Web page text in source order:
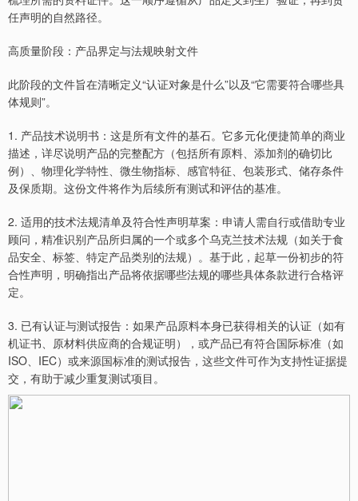
任声明的自然路径。
高质量阶段：产品界定与法规映射文件
此阶段的文件旨在清晰定义“认证对象是什么”以及“它需要符合哪些具
体规则”。
1. 产品技术说明书：这是所有文件的基石。它多元化便捷简单的商业
描述，详尽说明产品的完整配方（包括所有原料、添加剂的确切比
例）、物理化学特性、微生物指标、感官特征、包装形式、储存条件
及保质期。这份文件将作为后续所有测试和评估的基准。
2. 适用的技术法规清单及符合性声明草案：申请人需自行或借助专业
顾问，精准识别产品所归属的一个或多个乌克兰技术法规（如关于食
品安全、标签、特定产品类别的法规）。基于此，起草一份初步的符
合性声明，明确指出产品将依据哪些法规的哪些具体条款进行合格评
定。
3. 已有认证与测试报告：如果产品原料本身已获得相关的认证（如有
机证书、原材料供应商的合规证明），或产品已有符合国际标准（如
ISO、IEC）或来源国标准的测试报告，这些文件可作为支持性证据提
交，有助于减少重复测试项目。